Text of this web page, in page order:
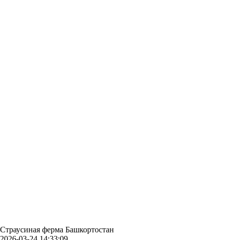
Страусиная ферма Башкортостан